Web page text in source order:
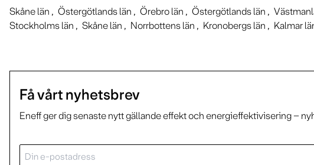
Skåne län Östergötlands län Örebro län Östergötlands län
Stockholms län
Skåne län Norrbottens län Kronobergs län Kalmar
Få vårt nyhetsbrev
Eneff ger dig senaste nytt gällande effekt och energieffektivisering –
E-
post